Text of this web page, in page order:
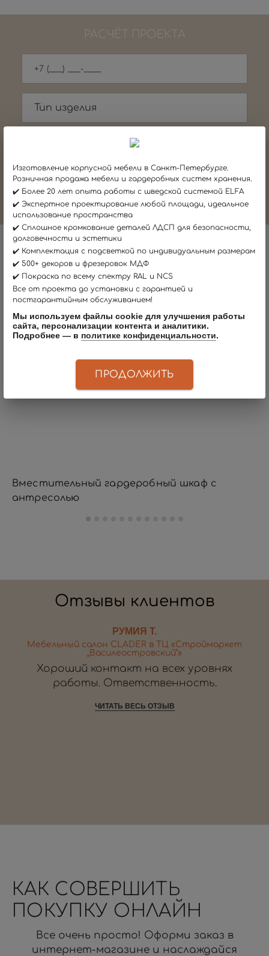
РАСЧЁТ ПРОЕКТА
Есть проект? Прикрепите
ОТПРАВИТЬ
Я даю согласие на обработкуперсональных данныx
и соглашаюсь cполитикой конфиденциальности
НОВИНКИ
Вместительный гардеробный шкаф с
антресолью
Отзывы клиентов
РУМИЯ Т.
Мебельный салон CLADER в ТЦ «Строймаркет
„Василеостровский“»
Хороший контакт на всех уровнях
работы. Ответственность.
ЧИТАТЬ ВЕСЬ ОТЗЫВ
КАК СОВЕРШИТЬ
ПОКУПКУ ОНЛАЙН
Все очень просто! Оформи заказ в
интернет-магазине и наслаждайся
Изготовление корпусной мебели в Санкт-Петербурге.
Розничная продажа мебели и гардеробных систем хранения.
✔️ Более 20 лет опыта работы с шведской системой ELFA
✔️ Экспертное проектирование любой площади, идеальное
использование пространства
✔️ Сплошное кромкование деталей ЛДСП для безопасности,
долговечности и эстетики
✔️ Комплектация с подсветкой по индивидуальным размерам
✔️ 500+ декоров и фрезеровок МДФ
✔️ Покраска по всему спектру RAL и NCS
Все от проекта до установки с гарантией и
постгарантийным обслуживанием!
Мы используем файлы cookie для улучшения работы
сайта, персонализации контента и аналитики.
Подробнее — в политике конфиденциальности.
ПРОДОЛЖИТЬ